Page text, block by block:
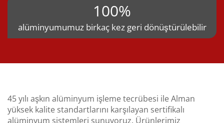
100%
alüminyumumuz birkaç kez geri dönüştürülebilir
45 yılı aşkın alüminyum işleme tecrübesi ile Alman
yüksek kalite standartlarını karşılayan sertifikalı
alüminyum sistemleri sunuyoruz. Ürünlerimiz